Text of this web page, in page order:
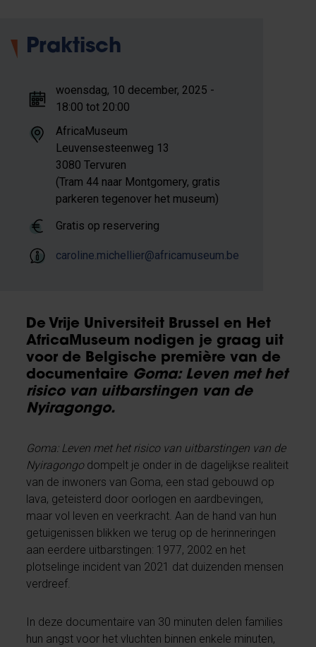
Praktisch
woensdag, 10 december, 2025 -
18:00 tot 20:00
AfricaMuseum
Leuvensesteenweg 13
3080 Tervuren
(Tram 44 naar Montgomery, gratis
parkeren tegenover het museum)
Gratis op reservering
caroline.michellier@africamuseum.be
De Vrije Universiteit Brussel en Het
AfricaMuseum nodigen je graag uit
voor de Belgische première van de
documentaire Goma: Leven met het
risico van uitbarstingen van de
Nyiragongo.
Goma: Leven met het risico van uitbarstingen van de
Nyiragongodompelt je onder in de dagelijkse realiteit
van de inwoners van Goma, een stad gebouwd op
lava, geteisterd door oorlogen en aardbevingen,
maar vol leven en veerkracht. Aan de hand van hun
getuigenissen blikken we terug op de herinneringen
aan eerdere uitbarstingen: 1977, 2002 en het
plotselinge incident van 2021 dat duizenden mensen
verdreef.
In deze documentaire van 30 minuten delen families
hun angst voor het vluchten binnen enkele minuten,